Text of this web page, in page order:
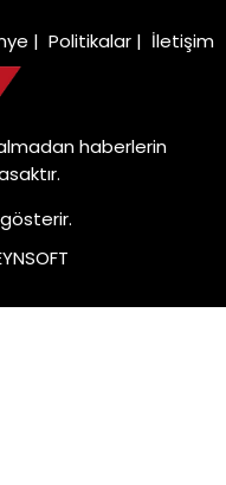
| Politikalar | İletişim
haberlerin